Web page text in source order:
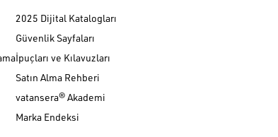
2025 Dijital Katalogları
Güvenlik Sayfaları
İpuçları ve Kılavuzları
Satın Alma Rehberi
vatansera® Akademi
Marka Endeksi